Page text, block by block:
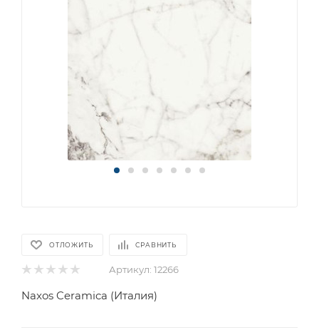
ОТЛОЖИТЬ СРАВНИТЬ
Артикул: 12266
Naxos Ceramica (Италия)